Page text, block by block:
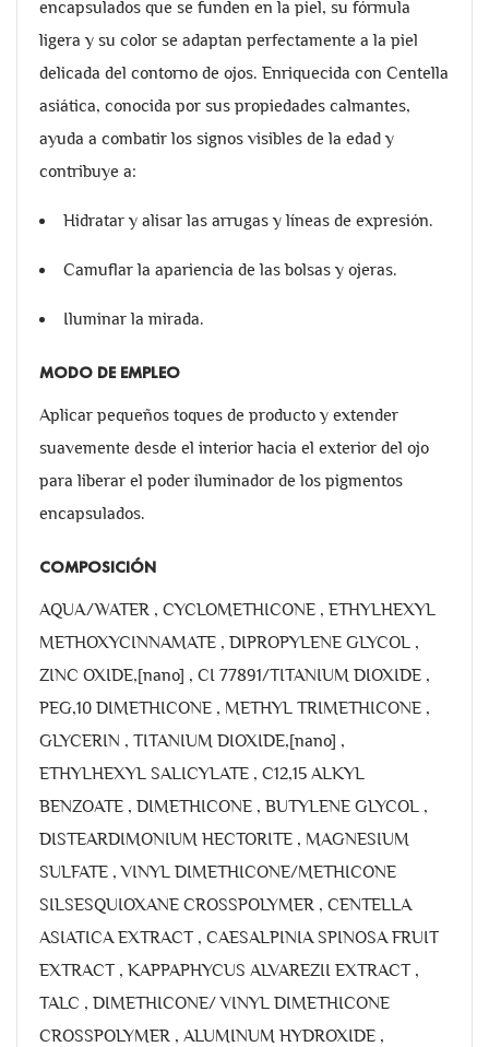
encapsulados que se funden en la piel, su fórmula
ligera y su color se adaptan perfectamente a la piel
delicada del contorno de ojos. Enriquecida con Centella
asiática, conocida por sus propiedades calmantes,
ayuda a combatir los signos visibles de la edad y
contribuye a:
Hidratar y alisar las arrugas y líneas de expresión.
Camuflar la apariencia de las bolsas y ojeras.
Iluminar la mirada.
MODO DE EMPLEO
Aplicar pequeños toques de producto y extender
suavemente desde el interior hacia el exterior del ojo
para liberar el poder iluminador de los pigmentos
encapsulados.
COMPOSICIÓN
AQUA/WATER , CYCLOMETHICONE , ETHYLHEXYL
METHOXYCINNAMATE , DIPROPYLENE GLYCOL ,
ZINC OXIDE,[nano] , CI 77891/TITANIUM DIOXIDE ,
PEG,10 DIMETHICONE , METHYL TRIMETHICONE ,
GLYCERIN , TITANIUM DIOXIDE,[nano] ,
ETHYLHEXYL SALICYLATE , C12,15 ALKYL
BENZOATE , DIMETHICONE , BUTYLENE GLYCOL ,
DISTEARDIMONIUM HECTORITE , MAGNESIUM
SULFATE , VINYL DIMETHICONE/METHICONE
SILSESQUIOXANE CROSSPOLYMER , CENTELLA
ASIATICA EXTRACT , CAESALPINIA SPINOSA FRUIT
EXTRACT , KAPPAPHYCUS ALVAREZII EXTRACT ,
TALC , DIMETHICONE/ VINYL DIMETHICONE
CROSSPOLYMER , ALUMINUM HYDROXIDE ,